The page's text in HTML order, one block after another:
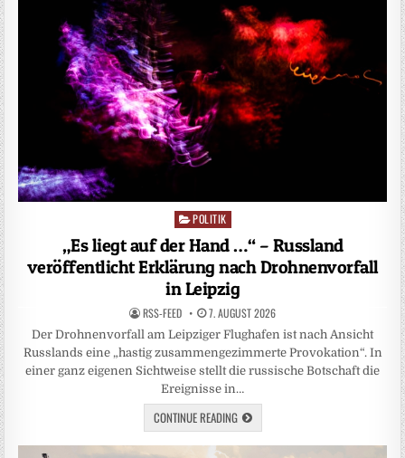
Posted
POLITIK
„Es liegt auf der Hand …“ – Russland
veröffentlicht Erklärung nach Drohnenvorfall
in Leipzig
RSS-FEED 7. AUGUST 2026
Der Drohnenvorfall am Leipziger Flughafen ist nach Ansicht
Russlands eine „hastig zusammengezimmerte Provokation“. In
einer ganz eigenen Sichtweise stellt die russische Botschaft die
Ereignisse in…
CONTINUE READING